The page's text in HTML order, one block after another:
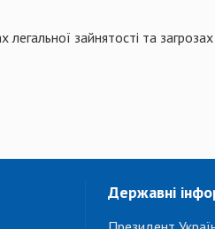
зайнятості та
Державні